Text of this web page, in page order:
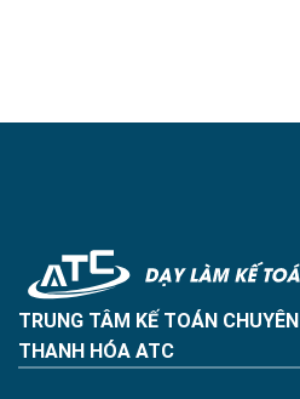
TRUNG TÂM KẾ TOÁN
THANH HÓA ATC